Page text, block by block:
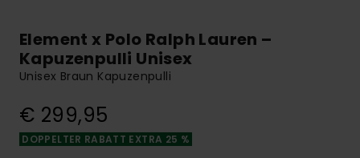
Element x Polo Ralph Lauren –
Kapuzenpulli Unisex
Unisex Braun Kapuzenpulli
€ 299,95
DOPPELTER RABATT EXTRA 25 %